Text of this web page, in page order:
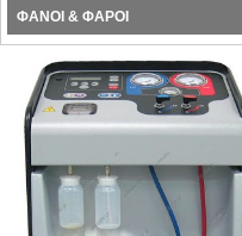
ΦΑΝΟΙ & ΦΑΡΟΙ